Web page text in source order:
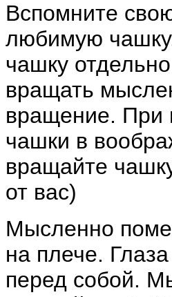
Вспомните
любимую
чашку
вращать
вращение. При
чашки в
вращайте
от вас)
Мысленно
на плече.
перед собой.